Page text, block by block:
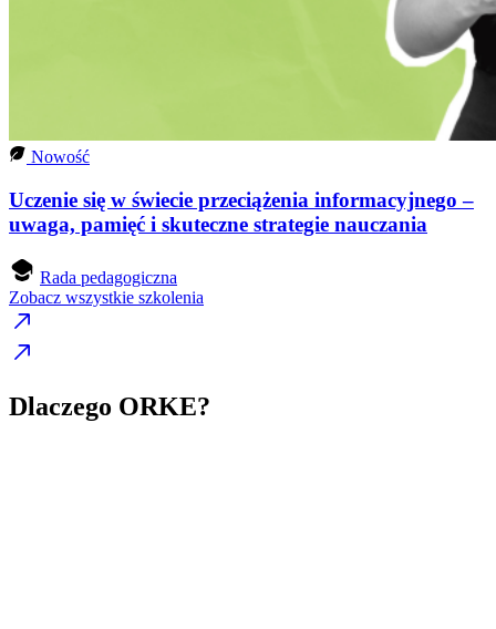
Nowość
Uczenie się w świecie przeciążenia informacyjnego –
uwaga, pamięć i skuteczne strategie nauczania
Rada pedagogiczna
Zobacz wszystkie szkolenia
Dlaczego ORKE?